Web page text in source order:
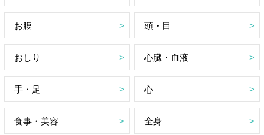
お腹 頭・目
おしり 心臓・血液
手・足 心
食事・美容 全身